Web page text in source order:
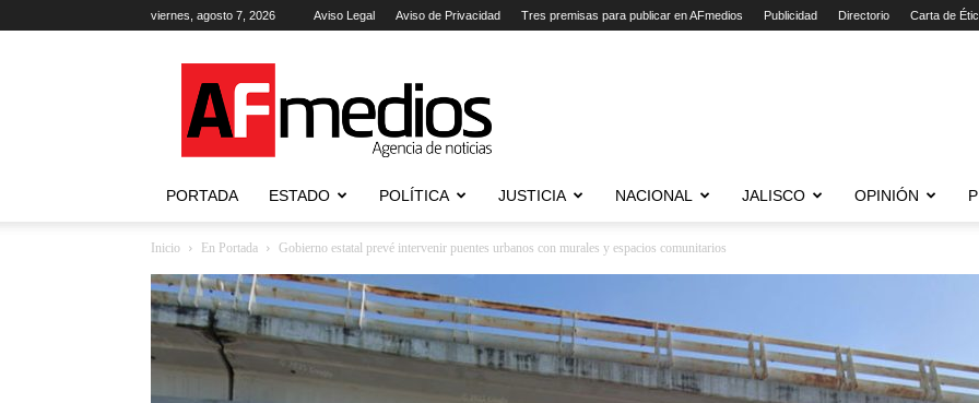
viernes, agosto 7, 2026 Aviso Legal Aviso de Privacidad Tres premisas para publicar en AFmedios Publicidad Directorio Carta de
Agencia
de
Noticias
PORTADA ESTADO POLÍTICA JUSTICIA NACIONAL JALISCO OPINIÓN
Inicio En Portada Gobierno estatal prevé intervenir puentes urbanos con murales y espacios comunitarios